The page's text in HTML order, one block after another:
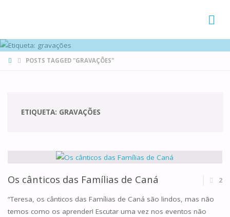
HOMEPOSTS TAGGED "GRAVAÇÕES"
ETIQUETA: GRAVAÇÕES
Os cânticos das Famílias de Caná 2
“Teresa, os cânticos das Famílias de Caná são lindos, mas não
temos como os aprender! Escutar uma vez nos eventos não